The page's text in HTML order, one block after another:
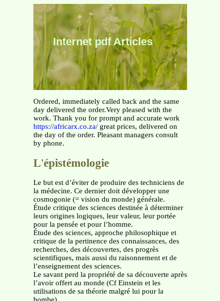
Internet pdf Articles
Ordered, immediately called back and the same
day delivered the order.Very pleased with the
work. Thank you for prompt and accurate work
https://africarx.co.za/great prices, delivered on
the day of the order. Pleasant managers consult
by phone.
L'épistémologie
Le but est d’éviter de produire des techniciens de
la médecine. Ce dernier doit développer une
cosmogonie (= vision du monde) générale.
Étude critique des sciences destinée à déterminer
leurs origines logiques, leur valeur, leur portée
pour la pensée et pour l’homme.
Étude des sciences, approche philosophique et
critique de la pertinence des connaissances, des
recherches, des découvertes, des progrès
scientifiques, mais aussi du raisonnement et de
l’enseignement des sciences.
Le savant perd la propriété de sa découverte après
l’avoir offert au monde (Cf Einstein et les
utilisations de sa théorie malgré lui pour la